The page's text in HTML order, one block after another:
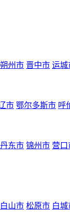
朔州市 晋中市 运城
市 鄂尔多斯市 呼
丹东市 锦州市 营口
白山市 松原市 白城